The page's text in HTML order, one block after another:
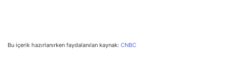
Bu içerik hazırlanırken faydalanılan kaynak: CNBC